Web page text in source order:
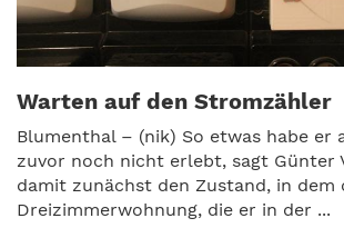
Warten auf den Stromzähler
Blumenthal – (nik) So etwas habe er
zuvor noch nicht erlebt, sagt Günter
damit zunächst den Zustand, in dem
Dreizimmerwohnung, die er in der ...